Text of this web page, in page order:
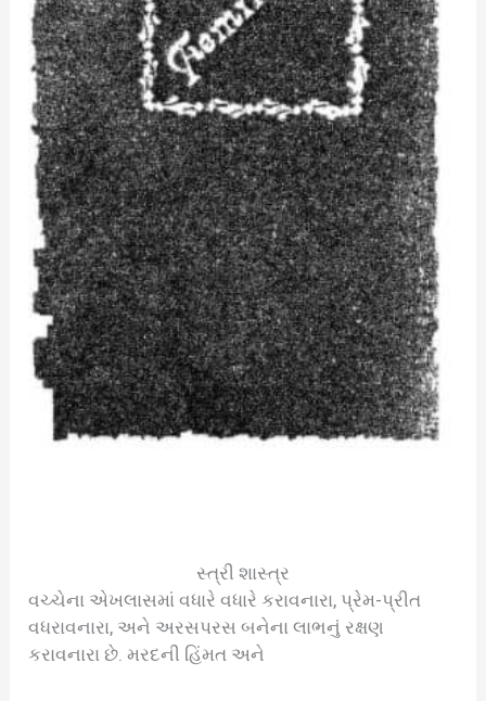
સ્ત્રી શાસ્ત્ર
વચ્ચેના એખલાસમાં વધારે વધારે કરાવનારા, પ્રેમ-પ્રીત
વધરાવનારા, અને અરસપરસ બનેના લાભનું રક્ષણ
કરાવનારા છે. મરદની હિંમત અને